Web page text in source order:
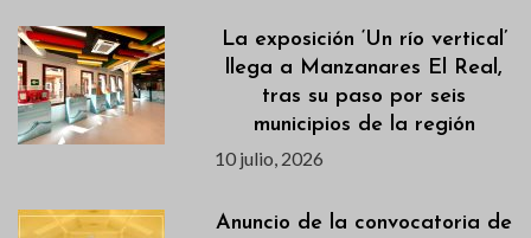
La exposición ‘Un río vertical’
llega a Manzanares El Real,
tras su paso por seis
municipios de la región
10 julio, 2026
Anuncio de la convocatoria de